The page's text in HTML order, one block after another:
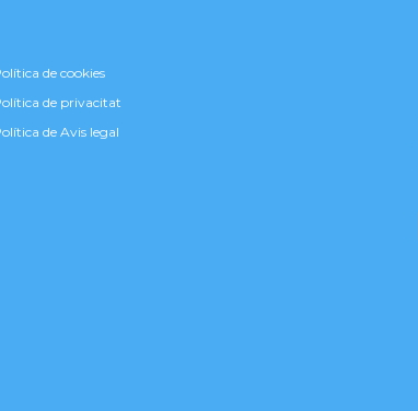
de cookies
de privacitat
de Avis legal